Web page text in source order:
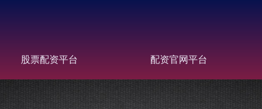
股票配资平台 配资官网平台